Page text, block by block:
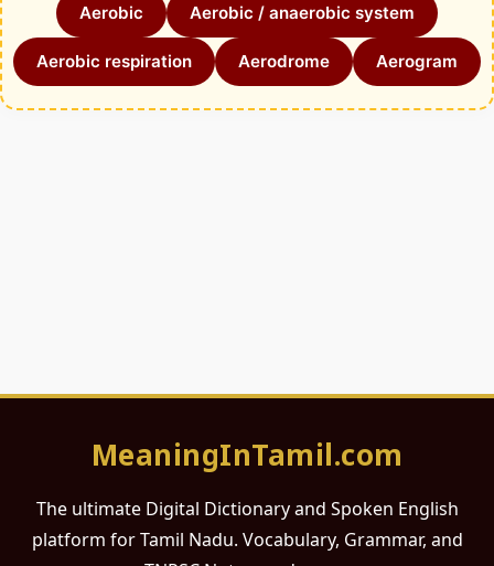
Aerobic Aerobic / anaerobic system
Aerobic respiration Aerodrome Aerogram
MeaningInTamil.com
The ultimate Digital Dictionary and Spoken English
platform for Tamil Nadu. Vocabulary, Grammar, and